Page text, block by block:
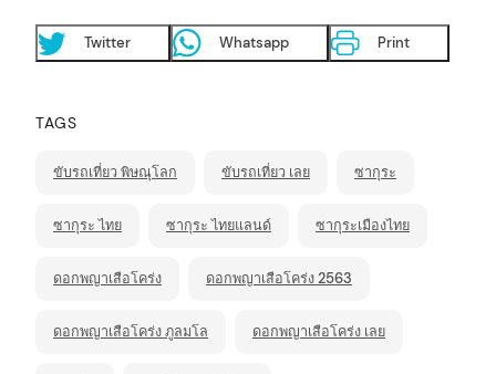
Twitter Whatsapp Print
TAGS
ขับรถเที่ยว พิษณุโลก ขับรถเที่ยว เลย ซากุระ
ซากุระ ไทย ซากุระ ไทยแลนด์ ซากุระเมืองไทย
ดอกพญาเสือโคร่ง ดอกพญาเสือโคร่ง 2563
ดอกพญาเสือโคร่ง ภูลมโล ดอกพญาเสือโคร่ง เลย